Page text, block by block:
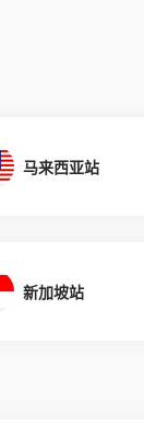
马来西亚站
新加坡站